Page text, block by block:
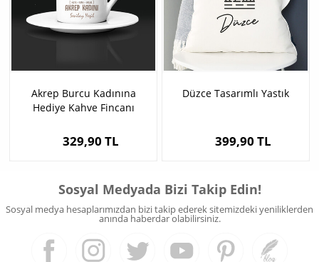
Akrep Burcu Kadınına
Hediye Kahve Fincanı
329,90 TL
Düzce Tasarımlı Yastık
399,90 TL
Sosyal Medyada Bizi Takip Edin!
Sosyal medya hesaplarımızdan bizi takip ederek sitemizdeki yeniliklerden
anında haberdar olabilirsiniz.